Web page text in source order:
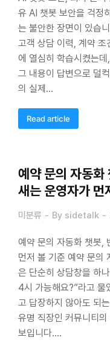
유 AI 챗봇 보안을 걱정
는 불안한 장면이 있습
고객 상담 이력, 계약 조
에 열심히 학습시켰는
그 내용이 답변으로 덜
의 실제…
Read article
예약 문의 자동화
새는 운영자가 먼
미분류 By sidetalk
예약 문의 자동화 챗봇,
먼저 볼 기준 예약 문의
은 단순히 상담창을 하
4시 가능해요?”라고 물
고 답장하지 않아도 되
유명 직장인 커뮤니티
보입니다.…